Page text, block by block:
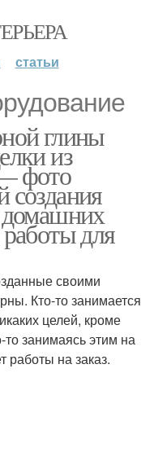
статьи
глины
из
фото
создания
домашних
для
своими
Кто-то занимается
целей, кроме
то занимаясь этим на
работы на заказ.